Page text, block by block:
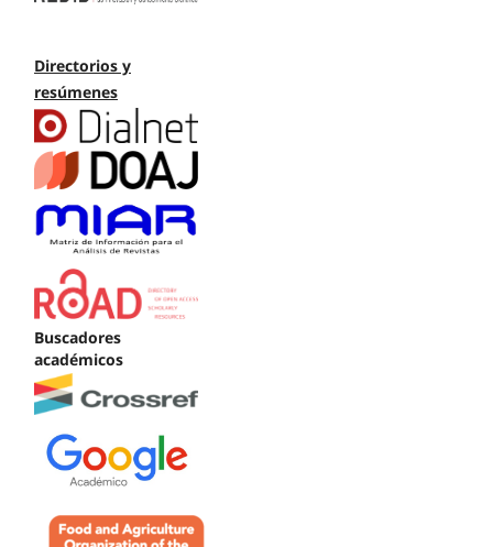
Directorios y
resúmenes
Buscadores
académicos